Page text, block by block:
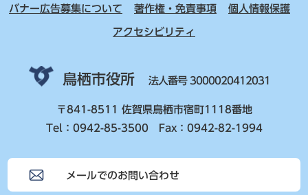
バナー広告募集について 著作権・免責事項 個人情報保護
アクセシビリティ
鳥栖市役所 法人番号 3000020412031
〒841-8511 佐賀県鳥栖市宿町1118番地
Tel：0942-85-3500 Fax：0942-82-1994
メールでのお問い合わせ